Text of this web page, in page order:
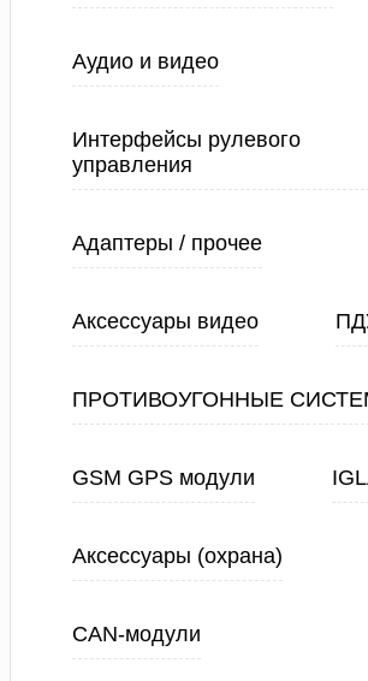
Аудио и видео
Интерфейсы рулевого
управления
Адаптеры / прочее
Аксессуары видео
ПРОТИВОУГОННЫЕ
GSM GPS модули
Аксессуары (охрана)
CAN-модули